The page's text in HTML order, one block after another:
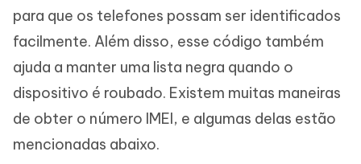
para que os telefones possam ser identificados
facilmente. Além disso, esse código também
ajuda a manter uma lista negra quando o
dispositivo é roubado. Existem muitas maneiras
de obter o número IMEI, e algumas delas estão
mencionadas abaixo.